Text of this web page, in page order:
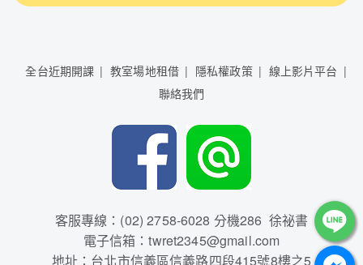
全台近期開課 教室場地租借 隱私權政策
線上影片平台
聯絡我們
客服專線：(02) 2758-6028 分機286 徐祕書
電子信箱：twret2345@gmail.com
地址：台北市信義區信義路四段415號8樓之5